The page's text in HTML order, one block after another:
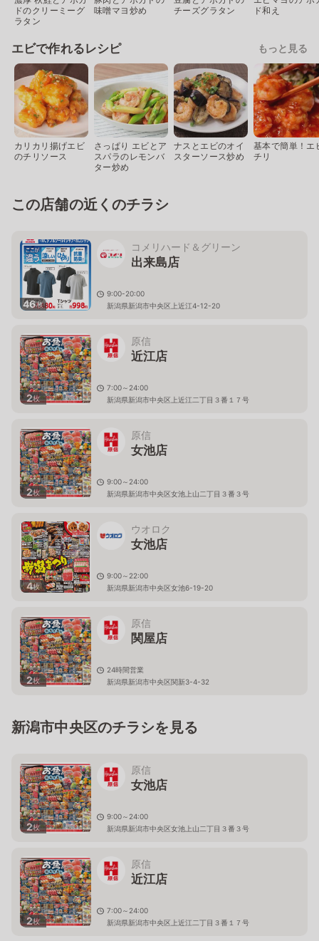
ドのクリーミーグ
ラタン
味噌マヨ炒め
チーズグラタン
ド和え
エビで作れるレシピ もっと見る
カリカリ揚げエビ
のチリソース
さっぱり エビとア
スパラのレモンバ
ター炒め
ナスとエビのオイ
スターソース炒め
基本で簡単！エ
チリ
この店舗の近くのチラシ
46枚
コメリハード＆グリーン
出来島店
9:00-20:00
新潟県新潟市中央区上近江4-12-20
2枚
原信
近江店
7:00～24:00
新潟県新潟市中央区上近江二丁目３番１７号
2枚
原信
女池店
9:00～24:00
新潟県新潟市中央区女池上山二丁目３番３号
4枚
ウオロク
女池店
9:00～22:00
新潟県新潟市中央区女池6-19-20
2枚
原信
関屋店
24時間営業
新潟県新潟市中央区関新3-4-32
新潟市中央区のチラシを見る
2枚
原信
女池店
9:00～24:00
新潟県新潟市中央区女池上山二丁目３番３号
2枚
原信
近江店
7:00～24:00
新潟県新潟市中央区上近江二丁目３番１７号